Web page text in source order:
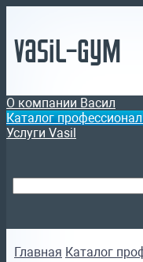
Vasil-Gym
О компании Васил
Каталог
Услуги Vasil
Главная Каталог